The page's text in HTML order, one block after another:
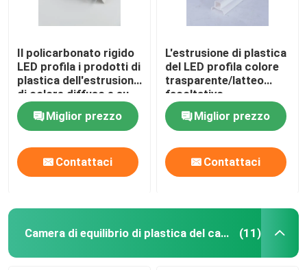
Il policarbonato rigido
LED profila i prodotti di
plastica dell'estrusione
di colore diffuso e su
ordinazione
Miglior prezzo
Contattaci
L'estrusione di plastica
del LED profila colore
trasparente/latteo
facoltativo
Miglior prezzo
Contattaci
Camera di equilibrio di plastica del cavo (11)